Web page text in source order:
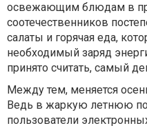
освежающим блюдам в
соотечественников
салаты и горячая еда,
необходимый заряд
принято считать, самый
Между тем, меняется
Ведь в жаркую летнюю
пользователи